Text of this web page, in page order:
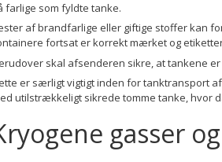
farlige som fyldte tanke.
af brandfarlige eller giftige stoffer kan
fortsat er korrekt mærket og
skal afsenderen sikre, at tankene
er særligt vigtigt inden for tanktransport
utilstrækkeligt sikrede tomme tanke, hvor
gasser